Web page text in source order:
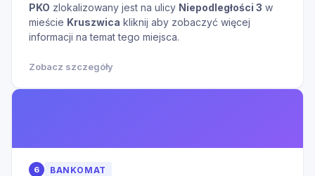
PKO zlokalizowany jest na ulicy Niepodległości 3 w
mieście Kruszwica kliknij aby zobaczyć więcej
informacji na temat tego miejsca.
Zobacz szczegóły
6 BANKOMAT